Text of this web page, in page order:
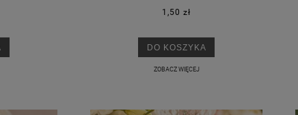
ZŁOTA
GIRLANDA BIAŁE PIÓRKA ZE ZŁOTEM
1,50 zł
DO KOSZYKA
ZOBACZ WIĘCEJ